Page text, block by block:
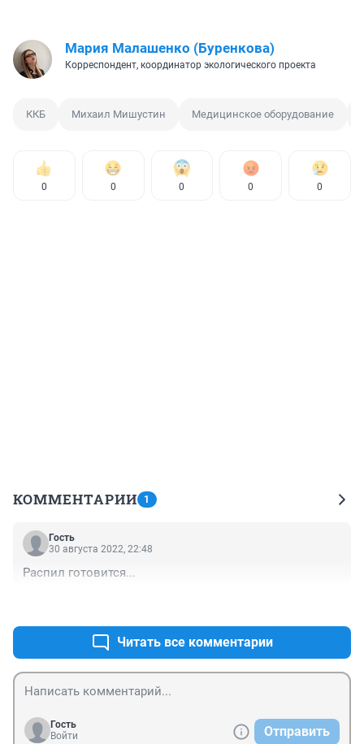
Мария Малашенко (Буренкова)
Корреспондент, координатор экологического проекта
ККБ Михаил Мишустин Медицинское оборудование
0 0 0 0 0
КОММЕНТАРИИ 1
Гость
30 августа 2022, 22:48
Распил готовится...
Читать все комментарии
Гость
Войти
Отправить